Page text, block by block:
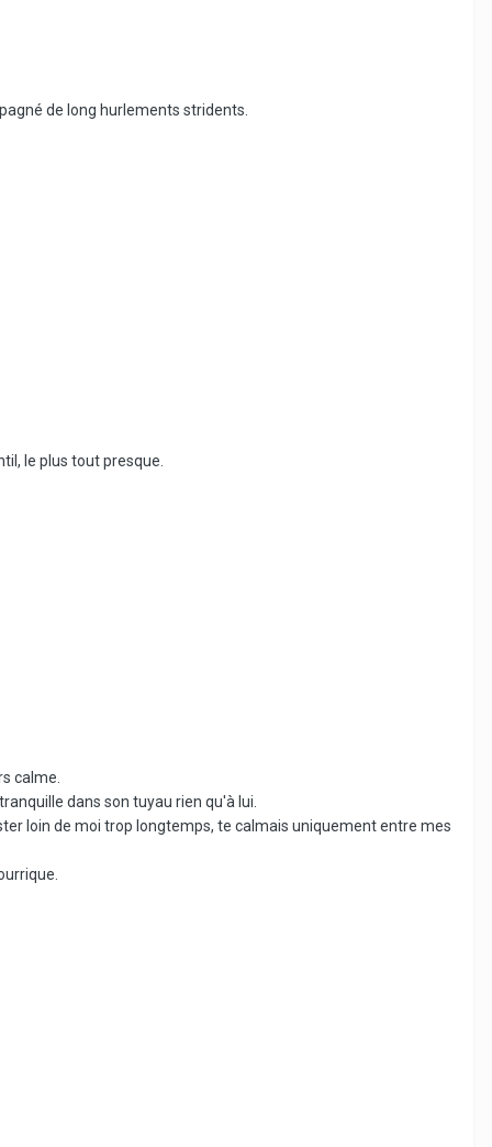
de long hurlements stridents.
le plus tout presque.
calme.
dans son tuyau rien qu'à lui.
loin de moi trop longtemps, te calmais uniquement entre mes